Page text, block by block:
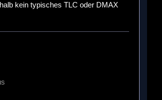
kein typisches TLC oder DMAX